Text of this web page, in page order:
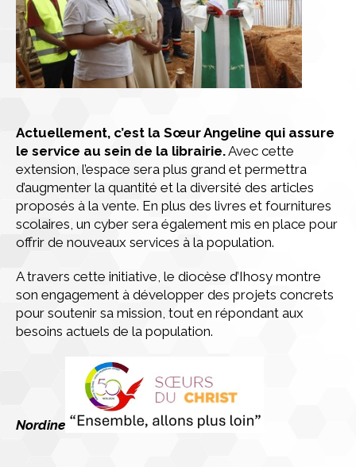
Actuellement, c’est la Sœur Angeline qui assure
le service au sein de la librairie.Avec cette
extension, l’espace sera plus grand et permettra
d’augmenter la quantité et la diversité des articles
proposés à la vente. En plus des livres et fournitures
scolaires, un cyber sera également mis en place pour
offrir de nouveaux services à la population.
A travers cette initiative, le diocèse d’Ihosy montre
son engagement à développer des projets concrets
pour soutenir sa mission, tout en répondant aux
besoins actuels de la population.
Nordine